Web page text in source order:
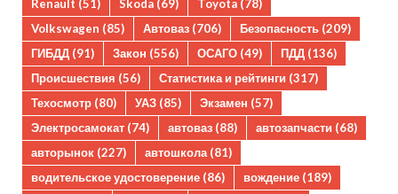
Renault (51) Skoda (69) Toyota (78)
Volkswagen (85) Автоваз (706) Безопасность (209)
ГИБДД (91) Закон (556) ОСАГО (49) ПДД (136)
Происшествия (56) Статистика и рейтинги (317)
Техосмотр (80) УАЗ (85) Экзамен (57)
Электросамокат (74) автоваз (88) автозапчасти (68)
авторынок (227) автошкола(81)
водительское удостоверение (86) вождение (189)